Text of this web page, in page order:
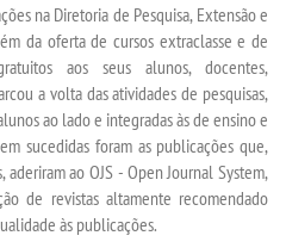
na Diretoria de Pesquisa, Extensão e
da oferta de cursos extraclasse e de
aos seus alunos, docentes,
a volta das atividades de pesquisas,
ao lado e integradas às de ensino e
sucedidas foram as publicações que,
ao OJS - Open Journal System,
de revistas altamente recomendado
às publicações.